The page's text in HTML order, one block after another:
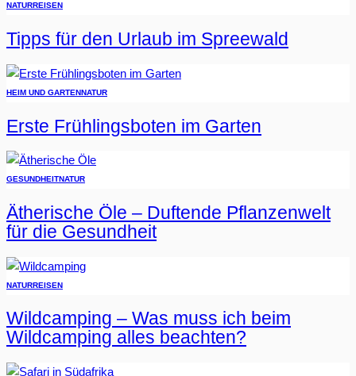
NATURREISEN
Tipps für den Urlaub im Spreewald
HEIM UND GARTENNATUR
Erste Frühlingsboten im Garten
GESUNDHEITNATUR
Ätherische Öle – Duftende Pflanzenwelt
für die Gesundheit
NATURREISEN
Wildcamping – Was muss ich beim
Wildcamping alles beachten?